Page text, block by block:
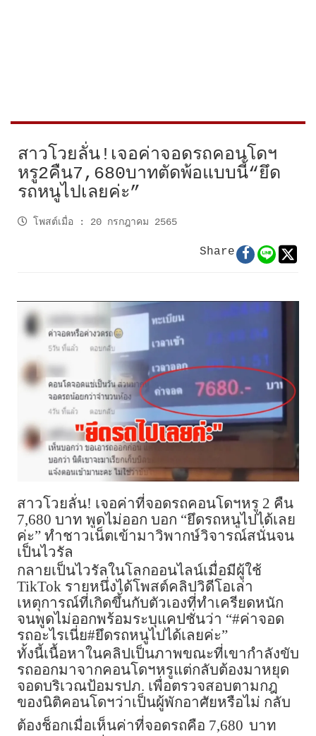
สาวโวยลั่น!เจอค่าจอดรถคอนโดฯ
หรู2คืน7,680บาทตัดพ้อแบบนี้“ยึด
รถหนูไปเลยค่ะ”
โพสต์เมื่อ : 20 กรกฎาคม 2565
Share
สาวโวยลั่น! เจอค่าที่จอดรถคอนโดฯหรู 2 คืน
7,680 บาท พูดไม่ออก บอก “ยึดรถหนูไปได้เลย
ค่ะ” ทำชาวเน็ตเข้ามาวิพากษ์วิจารณ์สนั่นจน
เป็นไวรัล
กลายเป็นไวรัลในโลกออนไลน์เมื่อมีผู้ใช้
TikTok รายหนึ่งได้โพสต์คลิปวิดีโอเล่า
เหตุการณ์ที่เกิดขึ้นกับตัวเองที่ทำเครียดหนัก
จนพูดไม่ออกพร้อมระบุแคปชั่นว่า “#ค่าจอด
รถอะไรเนี่ย#ยึดรถหนูไปได้เลยค่ะ”
ทั้งนี้เนื้อหาในคลิปเป็นภาพขณะที่เขากำลังขับ
รถออกมาจากคอนโดฯหรูแต่กลับต้องมาหยุด
จอดบริเวณป้อมรปภ. เพื่อตรวจสอบตามกฎ
ของนิติคอนโดฯว่าเป็นผู้พักอาศัยหรือไม่ กลับ
ต้องช็อกเมื่อเห็นค่าที่จอดรถคือ 7,680 บาท